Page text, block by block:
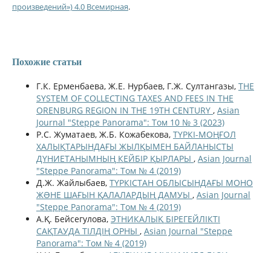
произведений») 4.0 Всемирная.
Похожие статьи
Г.К. Ерменбаева, Ж.Е. Нурбаев, Г.Ж. Султангазы, THE
SYSTEM OF COLLECTING TAXES AND FEES IN THE
ORENBURG REGION IN THE 19TH CENTURY , Asian
Journal "Steppe Panorama": Том 10 № 3 (2023)
Р.С. Жуматаев, Ж.Б. Кожабекова, ТҮРКІ-МОҢҒОЛ
ХАЛЫҚТАРЫНДАҒЫ ЖЫЛҚЫМЕН БАЙЛАНЫСТЫ
ДҮНИЕТАНЫМНЫҢ КЕЙБІР ҚЫРЛАРЫ , Asian Journal
"Steppe Panorama": Том № 4 (2019)
Д.Ж. Жайлыбаев, ТҮРКІСТАН ОБЛЫСЫНДАҒЫ МОНО
ЖƏНЕ ШАҒЫН ҚАЛАЛАРДЫҢ ДАМУЫ , Asian Journal
"Steppe Panorama": Том № 4 (2019)
А.Қ. Бейсегулова, ЭТНИКАЛЫҚ БІРЕГЕЙЛІКТІ
САҚТАУДА ТІЛДІҢ ОРНЫ , Asian Journal "Steppe
Panorama": Том № 4 (2019)